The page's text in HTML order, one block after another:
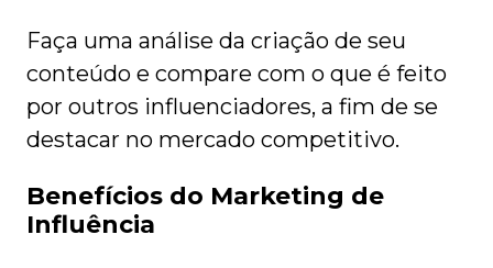
Faça uma análise da criação de seu
conteúdo e compare com o que é feito
por outros influenciadores, a fim de se
destacar no mercado competitivo.
Benefícios do Marketing de
Influência